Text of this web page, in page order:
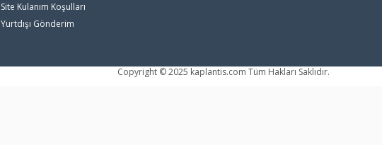
Site Kulanım Koşulları
Yurtdışı Gönderim
Copyright © 2025 kaplantis.com Tüm Hakları Saklıdır.